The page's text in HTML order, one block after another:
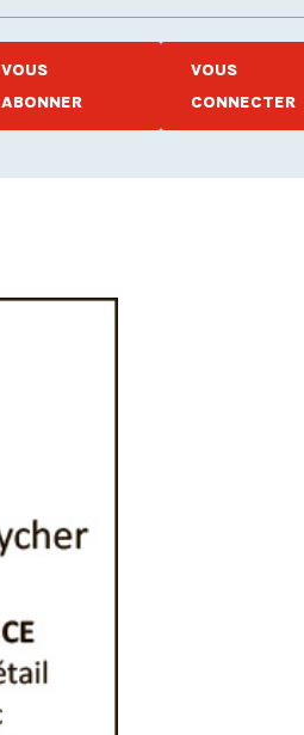
VOUS
ABONNER
VOUS
CONNECTER